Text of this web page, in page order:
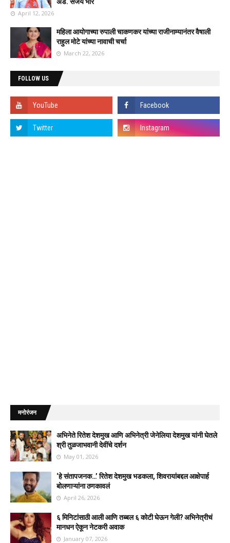
April 12, 2026
महिला आयोगाच्या रुपाली चाकणकर यांच्या राजीनाम्यानंतर वैषाली
राहुल मोटे यांच्या नावाची चर्चा
March 22, 2026
FOLLOW US
मनोरंजन
अभिनेते रितेश देशमुख आणि अभिनेत्री जेनेलिया देशमुख यांनी घेतले
श्री तुळजाभवानी देवींचे दर्शन
May 01, 2026
‘हे संतापजनक…’ रितेश देशमुख भडकला, शिवरायांबद्दल आक्षेपार्ह
बोलणाऱ्यांना ठणकावलं
April 26, 2026
६ मिनिटांसाठी आली आणि तब्बल ६ कोटी घेऊन गेली? अभिनेत्रीचं
मानधन ऐकून नेटकरी अवाक
January 07, 2026